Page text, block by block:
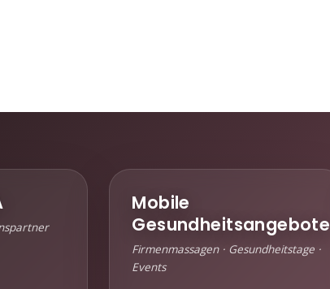
Mobile
Gesundheitsangebote
Firmenmassagen · Gesundheitstage ·
Events